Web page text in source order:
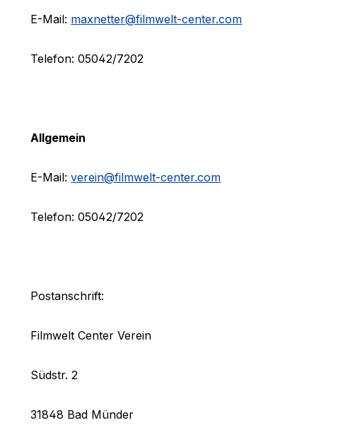
E-Mail: maxnetter@filmwelt-center.com
Telefon: 05042/7202
Allgemein
E-Mail:verein@filmwelt-center.com
Telefon: 05042/7202
Postanschrift:
Filmwelt Center Verein
Südstr. 2
31848 Bad Münder